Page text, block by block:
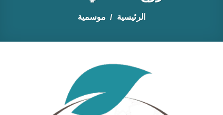
الرئيسية موسمية